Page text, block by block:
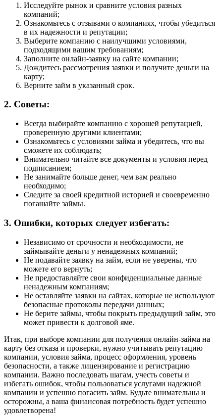
Исследуйте рынок и сравните условия разных
компаний;
Ознакомьтесь с отзывами о компаниях, чтобы убедиться
в их надежности и репутации;
Выберите компанию с наилучшими условиями,
подходящими вашим требованиям;
Заполните онлайн-заявку на сайте компании;
Дождитесь рассмотрения заявки и получите деньги на
карту;
Верните займ в указанный срок.
2. Советы:
Всегда выбирайте компанию с хорошей репутацией,
проверенную другими клиентами;
Ознакомьтесь с условиями займа и убедитесь, что вы
сможете их соблюдать;
Внимательно читайте все документы и условия перед
подписанием;
Не занимайте больше денег, чем вам реально
необходимо;
Следите за своей кредитной историей и своевременно
погашайте займы.
3. Ошибки, которых следует избегать:
Независимо от срочности и необходимости, не
займывайте деньги у ненадежных компаний;
Не подавайте заявку на займ, если не уверены, что
можете его вернуть;
Не предоставляйте свои конфиденциальные данные
ненадежным компаниям;
Не оставляйте заявки на сайтах, которые не используют
безопасные протоколы передачи данных;
Не берите займы, чтобы покрыть предыдущий займ, это
может привести к долговой яме.
Итак, при выборе компании для получения онлайн-займа на
карту без отказа и проверки, нужно учитывать репутацию
компании, условия займа, процесс оформления, уровень
безопасности, а также лицензирование и регистрацию
компании. Важно последовать шагам, учесть советы и
избегать ошибок, чтобы пользоваться услугами надежной
компании и успешно погасить займ. Будьте внимательны и
осторожны, а ваша финансовая потребность будет успешно
удовлетворена!